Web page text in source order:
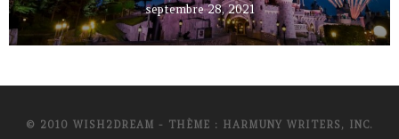
septembre 28, 2021
© 2010 WISH2DREAM - THÈME : HARMUNY WRITERS, INC.